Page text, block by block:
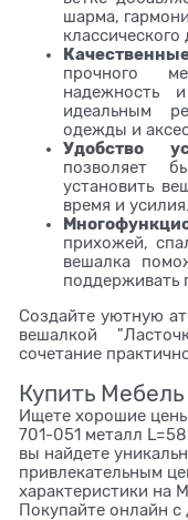
шарма,
классического
прочного
надежность
идеальным
одежды и
Удобство
позволяет
установить
время и усилия.
прихожей,
вешалка
поддерживать
Создайте уютную
вешалкой
сочетание
Купить
Ищете хорошие
701-051 металл
вы найдете
привлекательным
характеристики на
Покупайте онлайн с